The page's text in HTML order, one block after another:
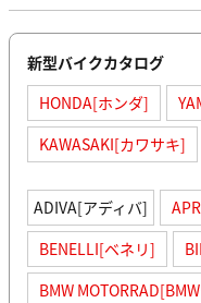
新型バイクカタログ
HONDA[ホンダ]
KAWASAKI[カワサキ]
ADIVA[アディバ]
BENELLI[ベネリ]
BMW